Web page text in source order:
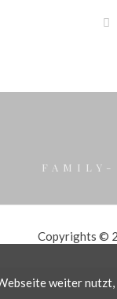
FAMILY-
Copyrights ©
weiter